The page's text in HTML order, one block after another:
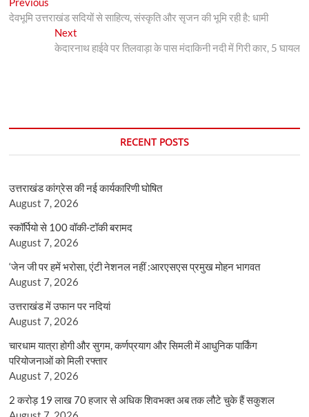
navigation
post:
देवभूमि उत्तराखंड सदियों से साहित्य, संस्कृति और सृजन की भूमि रही है: धामी
NextNext
post:
केदारनाथ हाईवे पर तिलवाड़ा के पास मंदाकिनी नदी में गिरी कार, 5 घायल
RECENT POSTS
उत्तराखंड कांग्रेस की नई कार्यकारिणी घोषित
August 7, 2026
स्कॉर्पियो से 100 वॉकी-टॉकी बरामद
August 7, 2026
‘जेन जी पर हमें भरोसा, एंटी नेशनल नहीं :आरएसएस प्रमुख मोहन भागवत
August 7, 2026
उत्तराखंड में उफान पर नदियां
August 7, 2026
चारधाम यात्रा होगी और सुगम, कर्णप्रयाग और सिमली में आधुनिक पार्किंग
परियोजनाओं को मिली रफ्तार
August 7, 2026
2 करोड़ 19 लाख 70 हजार से अधिक शिवभक्त अब तक लौटे चुके हैं सकुशल